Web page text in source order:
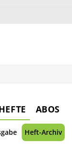
ABOS
Heft-Archiv